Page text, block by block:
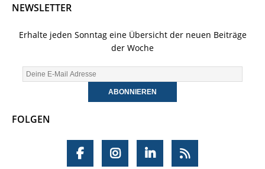
NEWSLETTER
Erhalte jeden Sonntag eine Übersicht der neuen Beiträge
der Woche
FOLGEN